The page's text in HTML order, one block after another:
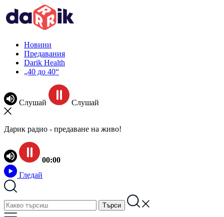
Новини
Предавания
Darik Health
„40 до 40“
Слушай Слушай
Дарик радио - предаване на живо!
00:00
Гледай